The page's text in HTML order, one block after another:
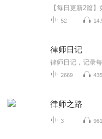
52
律师日记
律师日记，记录
2669
律师之路
3 961